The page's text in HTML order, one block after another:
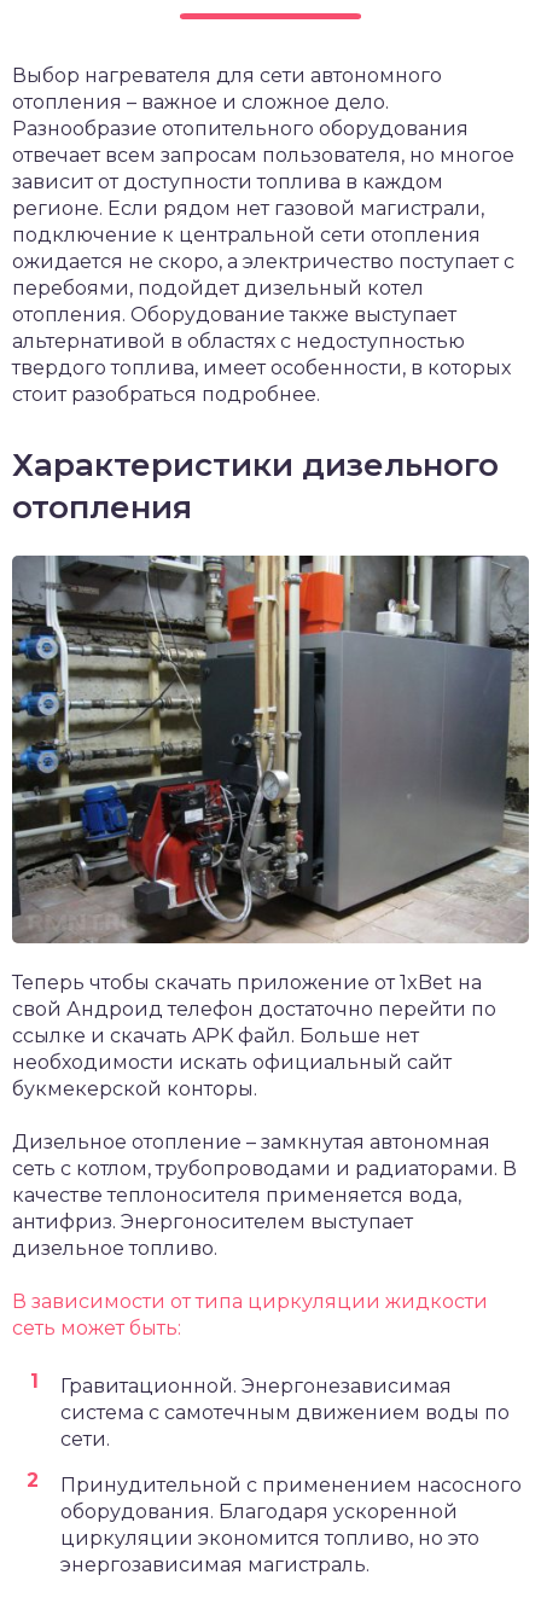
Выбор нагревателя для сети автономного
отопления – важное и сложное дело.
Разнообразие отопительного оборудования
отвечает всем запросам пользователя, но многое
зависит от доступности топлива в каждом
регионе. Если рядом нет газовой магистрали,
подключение к центральной сети отопления
ожидается не скоро, а электричество поступает с
перебоями, подойдет дизельный котел
отопления. Оборудование также выступает
альтернативой в областях с недоступностью
твердого топлива, имеет особенности, в которых
стоит разобраться подробнее.
Характеристики дизельного
отопления
Теперь чтобы скачать приложение от 1xBet на
свой Андроид телефон достаточно перейти по
ссылке и скачать APK файл. Больше нет
необходимости искать официальный сайт
букмекерской конторы.
Дизельное отопление – замкнутая автономная
сеть с котлом, трубопроводами и радиаторами. В
качестве теплоносителя применяется вода,
антифриз. Энергоносителем выступает
дизельное топливо.
В зависимости от типа циркуляции жидкости
сеть может быть:
Гравитационной. Энергонезависимая
система с самотечным движением воды по
сети.
Принудительной с применением насосного
оборудования. Благодаря ускоренной
циркуляции экономится топливо, но это
энергозависимая магистраль.
крыши и кровли
и уход